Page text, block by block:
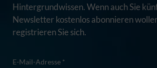
Hintergrundwissen. Wenn auch Sie
Newsletter kostenlos abonnieren
registrieren Sie sich.
E-Mail-Adresse *